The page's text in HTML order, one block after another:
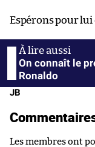
Espérons pour lui
On connaît le
Ronaldo
JB
Les membres ont